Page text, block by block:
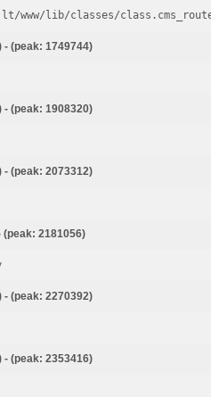
www/lib/classes/
- (peak: 1749744)
- (peak: 1908320)
- (peak: 2073312)
(peak: 2181056)
- (peak: 2270392)
- (peak: 2353416)